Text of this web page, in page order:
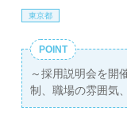
東京都
POINT
～採用説明会を開
制、職場の雰囲気
お気軽にご相談下